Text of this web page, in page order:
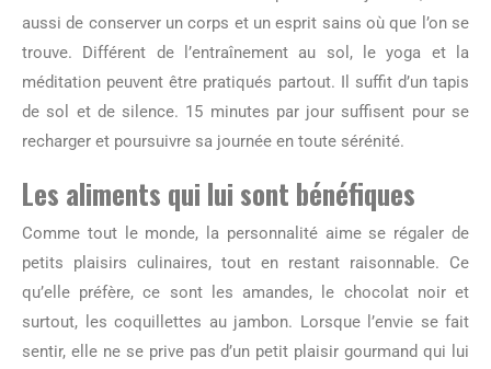
aussi de conserver un corps et un esprit sains où que l’on se
trouve. Différent de l’entraînement au sol, le yoga et la
méditation peuvent être pratiqués partout. Il suffit d’un tapis
de sol et de silence. 15 minutes par jour suffisent pour se
recharger et poursuivre sa journée en toute sérénité.
Les aliments qui lui sont bénéfiques
Comme tout le monde, la personnalité aime se régaler de
petits plaisirs culinaires, tout en restant raisonnable. Ce
qu’elle préfère, ce sont les amandes, le chocolat noir et
surtout, les coquillettes au jambon. Lorsque l’envie se fait
sentir, elle ne se prive pas d’un petit plaisir gourmand qui lui